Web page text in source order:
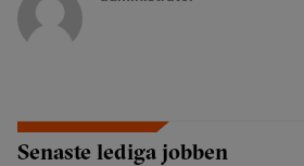
Senaste lediga jobben